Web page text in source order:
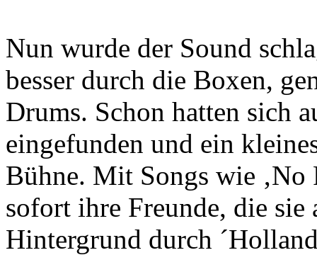
Nun wurde der Sound
besser durch die Boxen,
Drums. Schon hatten sich
eingefunden und ein
Bühne. Mit Songs wie ‚No
sofort ihre Freunde, die sie
Hintergrund durch